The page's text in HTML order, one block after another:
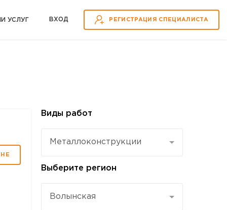
УСЛУГ ВХOД РЕГИСТРАЦИЯ СПЕЦИАЛИСТА
Виды работ
Mеталлоконструкции
Выберите регион
Волынская